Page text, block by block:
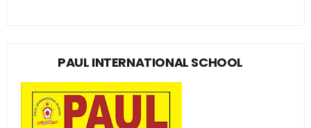
PAUL INTERNATIONAL SCHOOL